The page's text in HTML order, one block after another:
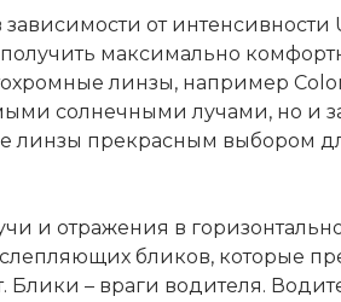
от интенсивности
максимально
линзы, например
солнечными лучами, но и
линзы прекрасным выбором
и отражения в
бликов, которые
– враги водителя.